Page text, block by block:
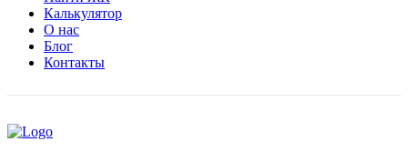
Калькулятор
О нас
Блог
Контакты